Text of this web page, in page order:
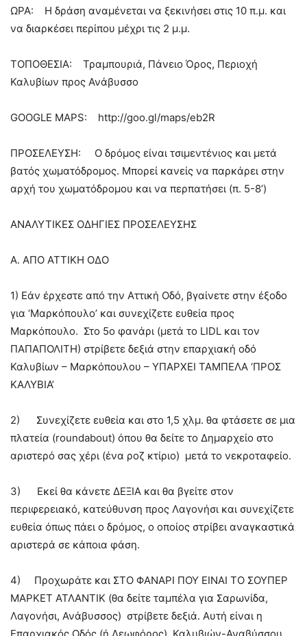
ΩΡΑ: Η δράση αναμένεται να ξεκινήσει στις 10 π.μ. και
να διαρκέσει περίπου μέχρι τις 2 μ.μ.
ΤΟΠΟΘΕΣΙΑ: Τραμπουριά, Πάνειο Όρος, Περιοχή
Καλυβίων προς Ανάβυσσο
GOOGLE MAPS: http://goo.gl/maps/eb2R
ΠΡΟΣΕΛΕΥΣΗ: Ο δρόμος είναι τσιμεντένιος και μετά
βατός χωματόδρομος. Μπορεί κανείς να παρκάρει στην
αρχή του χωματόδρομου και να περπατήσει (π. 5-8’)
ΑΝΑΛΥΤΙΚΕΣ ΟΔΗΓΙΕΣ ΠΡΟΣΕΛΕΥΣΗΣ
Α. ΑΠΟ ΑΤΤΙΚΗ ΟΔΟ
1) Εάν έρχεστε από την Αττική Οδό, βγαίνετε στην έξοδο
για ‘Μαρκόπουλο’ και συνεχίζετε ευθεία προς
Μαρκόπουλο. Στο 5ο φανάρι (μετά το LIDL και τον
ΠΑΠΑΠΟΛΙΤΗ) στρίβετε δεξιά στην επαρχιακή οδό
Καλυβίων – Μαρκόπουλου – ΥΠΑΡΧΕΙ ΤΑΜΠΕΛΑ ‘ΠΡΟΣ
ΚΑΛΥΒΙΑ’
2) Συνεχίζετε ευθεία και στο 1,5 χλμ. θα φτάσετε σε μια
πλατεία (roundabout) όπου θα δείτε το Δημαρχείο στο
αριστερό σας χέρι (ένα ροζ κτίριο) μετά το νεκροταφείο.
3) Εκεί θα κάνετε ΔΕΞΙΑ και θα βγείτε στον
περιφερειακό, κατεύθυνση προς Λαγονήσι και συνεχίζετε
ευθεία όπως πάει ο δρόμος, ο οποίος στρίβει αναγκαστικά
αριστερά σε κάποια φάση.
4) Προχωράτε και ΣΤΟ ΦΑΝΑΡΙ ΠΟΥ ΕΙΝΑΙ ΤΟ ΣΟΥΠΕΡ
ΜΑΡΚΕΤ ΑΤΛΑΝΤΙΚ (θα δείτε ταμπέλα για Σαρωνίδα,
Λαγονήσι, Ανάβυσσος) στρίβετε δεξιά. Αυτή είναι η